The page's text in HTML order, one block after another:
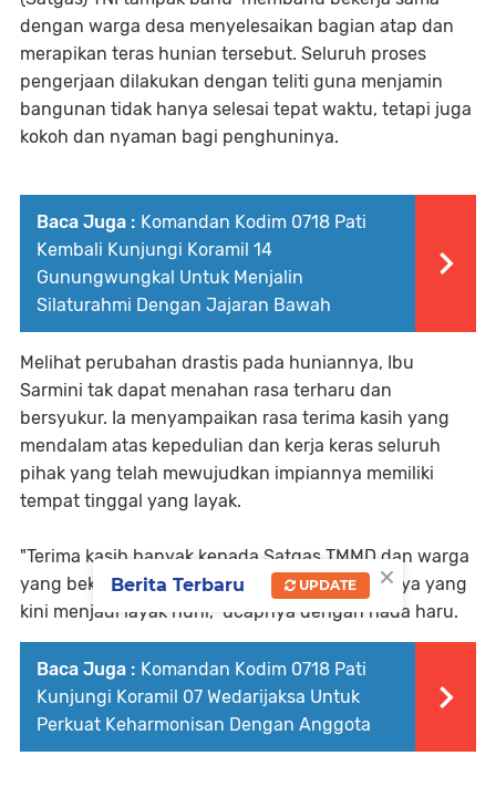
dengan warga desa menyelesaikan bagian atap dan
merapikan teras hunian tersebut. Seluruh proses
pengerjaan dilakukan dengan teliti guna menjamin
bangunan tidak hanya selesai tepat waktu, tetapi juga
kokoh dan nyaman bagi penghuninya.
Baca Juga : Komandan Kodim 0718 Pati
Kembali Kunjungi Koramil 14
Gunungwungkal Untuk Menjalin
Silaturahmi Dengan Jajaran Bawah
Melihat perubahan drastis pada huniannya, Ibu
Sarmini tak dapat menahan rasa terharu dan
bersyukur. Ia menyampaikan rasa terima kasih yang
mendalam atas kepedulian dan kerja keras seluruh
pihak yang telah mewujudkan impiannya memiliki
tempat tinggal yang layak.
"Terima kasih banyak kepada Satgas TMMD dan warga
yang bekerja tanpa kenal lelah demi rumah saya yang
kini menjadi layak huni," ucapnya dengan nada haru.
Baca Juga : Komandan Kodim 0718 Pati
Kunjungi Koramil 07 Wedarijaksa Untuk
Perkuat Keharmonisan Dengan Anggota
×
Berita Terbaru UPDATE